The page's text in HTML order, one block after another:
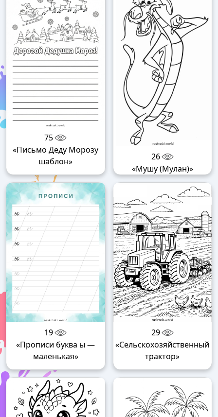
75
«Письмо Деду Морозу
шаблон»
26
«Мушу (Мулан)»
19
«Прописи буква ы —
маленькая»
29
«Сельскохозяйственный
трактор»